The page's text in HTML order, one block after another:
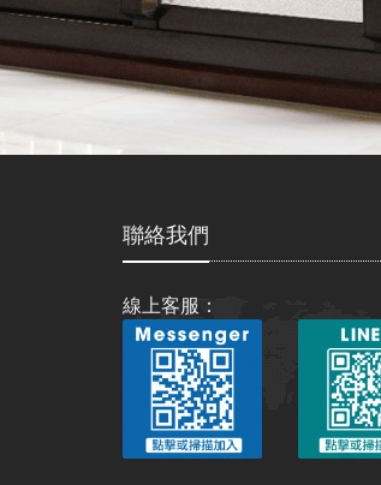
聯絡我們
線上客服：